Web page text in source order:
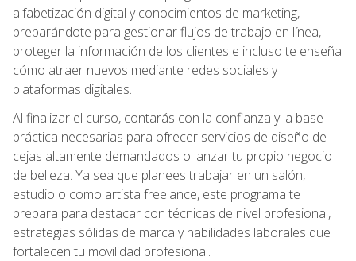
alfabetización digital y conocimientos de marketing,
preparándote para gestionar flujos de trabajo en línea,
proteger la información de los clientes e incluso te enseña
cómo atraer nuevos mediante redes sociales y
plataformas digitales.
Al finalizar el curso, contarás con la confianza y la base
práctica necesarias para ofrecer servicios de diseño de
cejas altamente demandados o lanzar tu propio negocio
de belleza. Ya sea que planees trabajar en un salón,
estudio o como artista freelance, este programa te
prepara para destacar con técnicas de nivel profesional,
estrategias sólidas de marca y habilidades laborales que
fortalecen tu movilidad profesional.